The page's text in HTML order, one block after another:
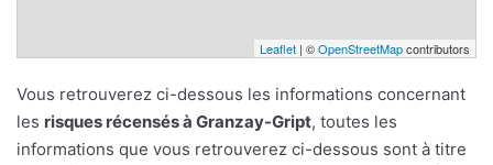
Leaflet | ©OpenStreetMapcontributors
Vous retrouverez ci-dessous les informations concernant
les risques récensés à Granzay-Gript, toutes les
informations que vous retrouverez ci-dessous sont à titre